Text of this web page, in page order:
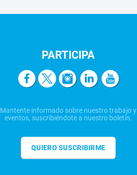
PARTICIPA
Mantente informado sobre nuestro trabajo y
eventos, suscribiéndote a nuestro boletín.
QUIERO SUSCRIBIRME